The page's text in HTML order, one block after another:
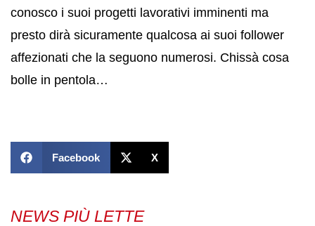
conosco i suoi progetti lavorativi imminenti ma
presto dirà sicuramente qualcosa ai suoi follower
affezionati che la seguono numerosi. Chissà cosa
bolle in pentola…
Facebook X
NEWS PIÙ LETTE